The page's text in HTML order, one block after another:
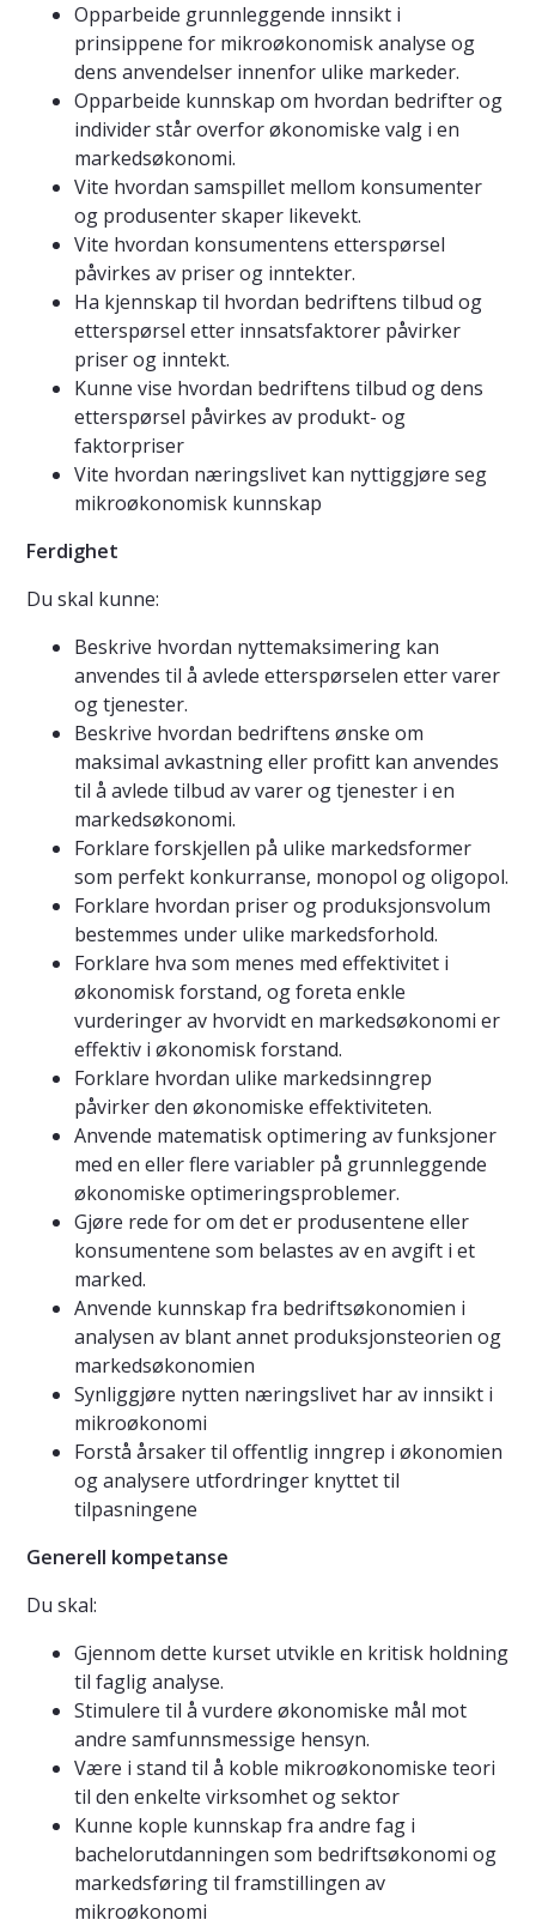
Opparbeide grunnleggende innsikt i
prinsippene for mikroøkonomisk analyse og
dens anvendelser innenfor ulike markeder.
Opparbeide kunnskap om hvordan bedrifter og
individer står overfor økonomiske valg i en
markedsøkonomi.
Vite hvordan samspillet mellom konsumenter
og produsenter skaper likevekt.
Vite hvordan konsumentens etterspørsel
påvirkes av priser og inntekter.
Ha kjennskap til hvordan bedriftens tilbud og
etterspørsel etter innsatsfaktorer påvirker
priser og inntekt.
Kunne vise hvordan bedriftens tilbud og dens
etterspørsel påvirkes av produkt- og
faktorpriser
Vite hvordan næringslivet kan nyttiggjøre seg
mikroøkonomisk kunnskap
Ferdighet
Du skal kunne:
Beskrive hvordan nyttemaksimering kan
anvendes til å avlede etterspørselen etter varer
og tjenester.
Beskrive hvordan bedriftens ønske om
maksimal avkastning eller profitt kan anvendes
til å avlede tilbud av varer og tjenester i en
markedsøkonomi.
Forklare forskjellen på ulike markedsformer
som perfekt konkurranse, monopol og oligopol.
Forklare hvordan priser og produksjonsvolum
bestemmes under ulike markedsforhold.
Forklare hva som menes med effektivitet i
økonomisk forstand, og foreta enkle
vurderinger av hvorvidt en markedsøkonomi er
effektiv i økonomisk forstand.
Forklare hvordan ulike markedsinngrep
påvirker den økonomiske effektiviteten.
Anvende matematisk optimering av funksjoner
med en eller flere variabler på grunnleggende
økonomiske optimeringsproblemer.
Gjøre rede for om det er produsentene eller
konsumentene som belastes av en avgift i et
marked.
Anvende kunnskap fra bedriftsøkonomien i
analysen av blant annet produksjonsteorien og
markedsøkonomien
Synliggjøre nytten næringslivet har av innsikt i
mikroøkonomi
Forstå årsaker til offentlig inngrep i økonomien
og analysere utfordringer knyttet til
tilpasningene
Generell kompetanse
Du skal:
Gjennom dette kurset utvikle en kritisk holdning
til faglig analyse.
Stimulere til å vurdere økonomiske mål mot
andre samfunnsmessige hensyn.
Være i stand til å koble mikroøkonomiske teori
til den enkelte virksomhet og sektor
Kunne kople kunnskap fra andre fag i
bachelorutdanningen som bedriftsøkonomi og
markedsføring til framstillingen av
mikroøkonomi